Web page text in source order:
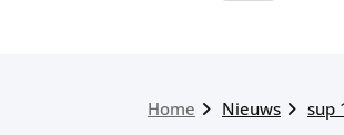
Home Nieuws sup